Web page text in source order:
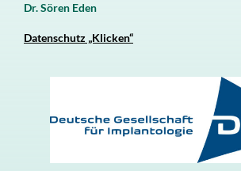
Dr. Sören Eden
Datenschutz „Klicken“